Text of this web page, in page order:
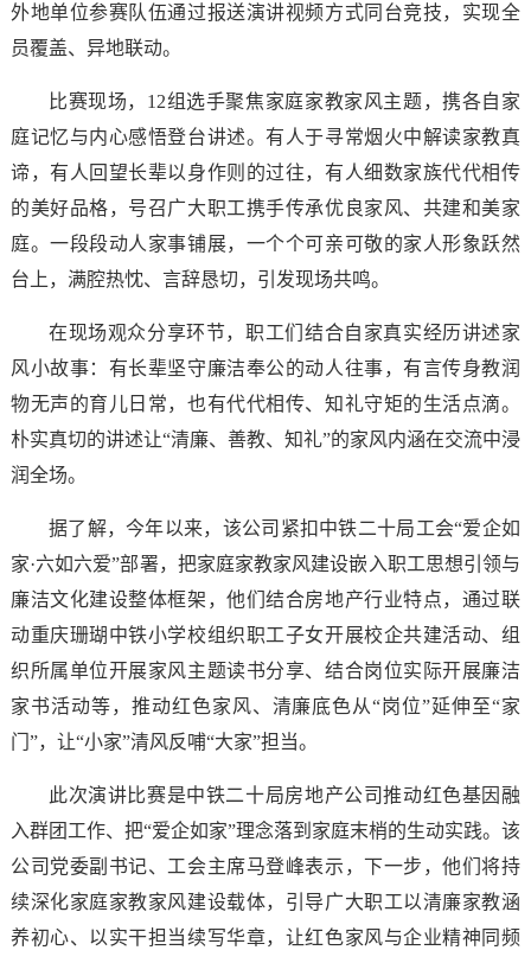
外地单位参赛队伍通过报送演讲视频方式同台竞技，实现全
员覆盖、异地联动。
比赛现场，12组选手聚焦家庭家教家风主题，携各自家
庭记忆与内心感悟登台讲述。有人于寻常烟火中解读家教真
谛，有人回望长辈以身作则的过往，有人细数家族代代相传
的美好品格，号召广大职工携手传承优良家风、共建和美家
庭。一段段动人家事铺展，一个个可亲可敬的家人形象跃然
台上，满腔热忱、言辞恳切，引发现场共鸣。
在现场观众分享环节，职工们结合自家真实经历讲述家
风小故事：有长辈坚守廉洁奉公的动人往事，有言传身教润
物无声的育儿日常，也有代代相传、知礼守矩的生活点滴。
朴实真切的讲述让“清廉、善教、知礼”的家风内涵在交流中浸
润全场。
据了解，今年以来，该公司紧扣中铁二十局工会“爱企如
家·六如六爱”部署，把家庭家教家风建设嵌入职工思想引领与
廉洁文化建设整体框架，他们结合房地产行业特点，通过联
动重庆珊瑚中铁小学校组织职工子女开展校企共建活动、组
织所属单位开展家风主题读书分享、结合岗位实际开展廉洁
家书活动等，推动红色家风、清廉底色从“岗位”延伸至“家
门”，让“小家”清风反哺“大家”担当。
此次演讲比赛是中铁二十局房地产公司推动红色基因融
入群团工作、把“爱企如家”理念落到家庭末梢的生动实践。该
公司党委副书记、工会主席马登峰表示，下一步，他们将持
续深化家庭家教家风建设载体，引导广大职工以清廉家教涵
养初心、以实干担当续写华章，让红色家风与企业精神同频